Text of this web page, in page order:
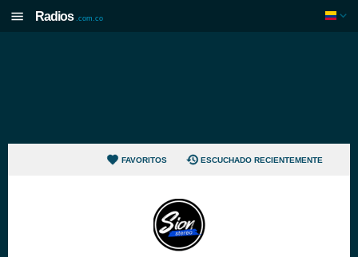
Radios .com.co
FAVORITOS ESCUCHADO RECIENTEMENTE